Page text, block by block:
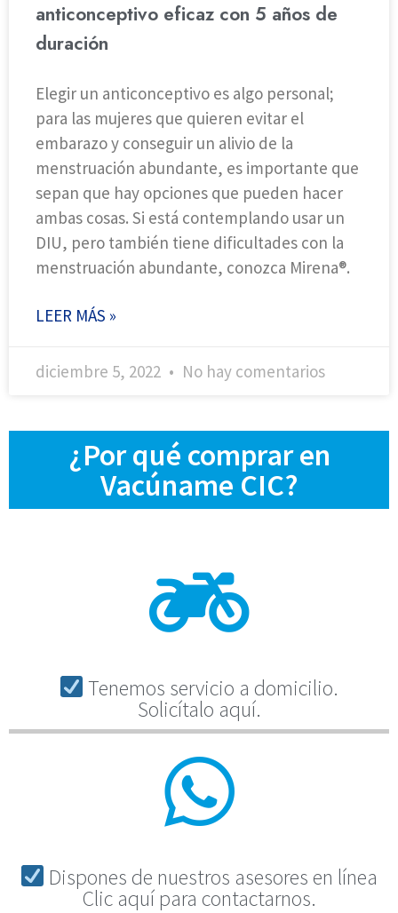
anticonceptivo eficaz con 5 años de
duración
Elegir un anticonceptivo es algo personal;
para las mujeres que quieren evitar el
embarazo y conseguir un alivio de la
menstruación abundante, es importante que
sepan que hay opciones que pueden hacer
ambas cosas. Si está contemplando usar un
DIU, pero también tiene dificultades con la
menstruación abundante, conozca Mirena®.
LEER MÁS »
diciembre 5, 2022 No hay comentarios
¿Por qué comprar en
Vacúname CIC?
Tenemos servicio a domicilio.
Solicítalo aquí.
Dispones de nuestros asesores en línea
Clic aquí para contactarnos.